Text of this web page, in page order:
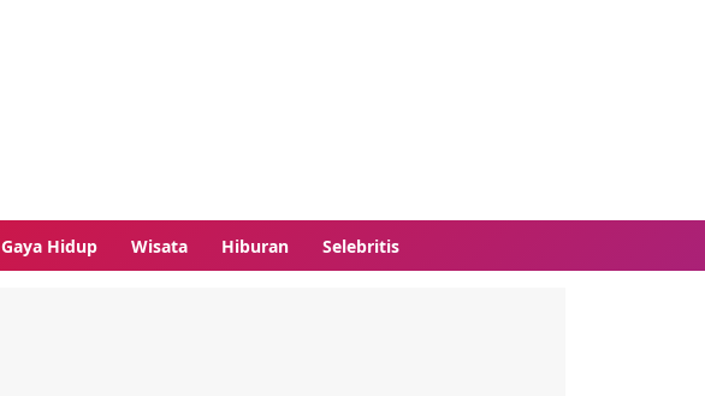
Gaya Hidup Wisata Hiburan Selebritis